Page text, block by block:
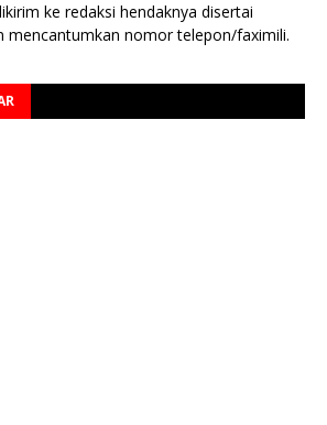
ke redaksi hendaknya disertai
mencantumkan nomor telepon/faximili.